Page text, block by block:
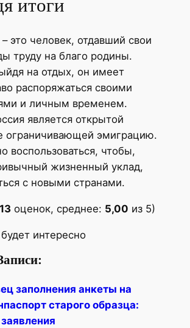
итоги
это человек, отдавший свои
труду на благо родины.
на отдых, он имеет
распоряжаться своими
и личным временем.
является открытой
ограничивающей эмиграцию.
воспользоваться, чтобы,
жизненный уклад,
с новыми странами.
13оценок, среднее: 5,00 из 5)
интересно
заполнения анкеты на
старого образца: